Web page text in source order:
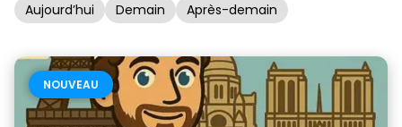
Aujourd’hui Demain Après-demain
NOUVEAU